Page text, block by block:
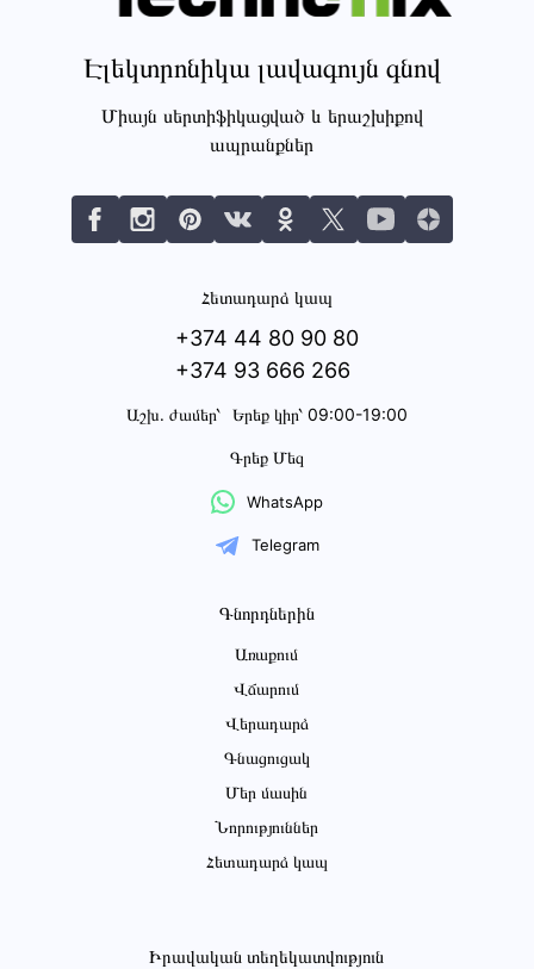
Էլեկտրոնիկա լավագույն գնով
Միայն սերտիֆիկացված և երաշխիքով
ապրանքներ
Հետադարձ կապ
+374 44 80 90 80
+374 93 666 266
Աշխ․ ժամեր՝ Երեք կիր՝ 09:00-19:00
Գրեք Մեզ
WhatsApp
Telegram
Գնորդներին
Առաքում
Վճարում
Վերադարձ
Գնացուցակ
Մեր մասին
Նորություններ
Հետադարձ կապ
Իրավական տեղեկատվություն